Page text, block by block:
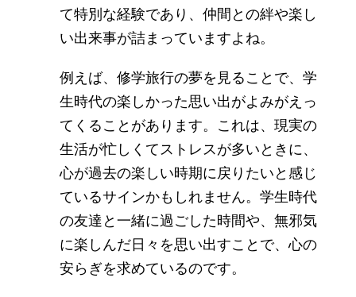
て特別な経験であり、仲間との絆や楽し
い出来事が詰まっていますよね。
例えば、修学旅行の夢を見ることで、学
生時代の楽しかった思い出がよみがえっ
てくることがあります。これは、現実の
生活が忙しくてストレスが多いときに、
心が過去の楽しい時期に戻りたいと感じ
ているサインかもしれません。学生時代
の友達と一緒に過ごした時間や、無邪気
に楽しんだ日々を思い出すことで、心の
安らぎを求めているのです。